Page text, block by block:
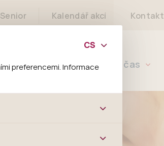
preferencemi. Informace
webových stránek a všech
filtrů a také nastavení
Kalendář akcí Kontakt
Školství Volný čas